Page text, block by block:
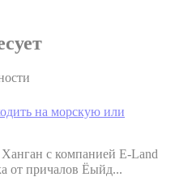
на морскую или
с компанией E-Land
от причалов Ёыйд...